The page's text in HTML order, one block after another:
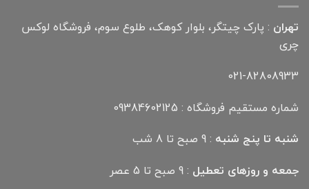
تهران : پارک چیتگر، بلوار کوهک، طلوع سوم، فروشگاه لوکس
چری
021-82808933
شماره مستقیم فروشگاه : 09384602125
شنبه تا پنج شنبه : 9 صبح تا 8 شب
جمعه و روزهای تعطیل : 9 صبح تا 5 عصر